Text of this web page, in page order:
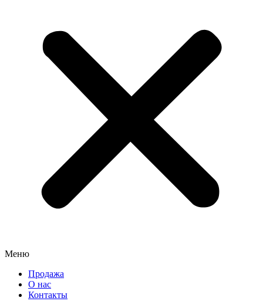
Меню
Продажа
О нас
Контакты